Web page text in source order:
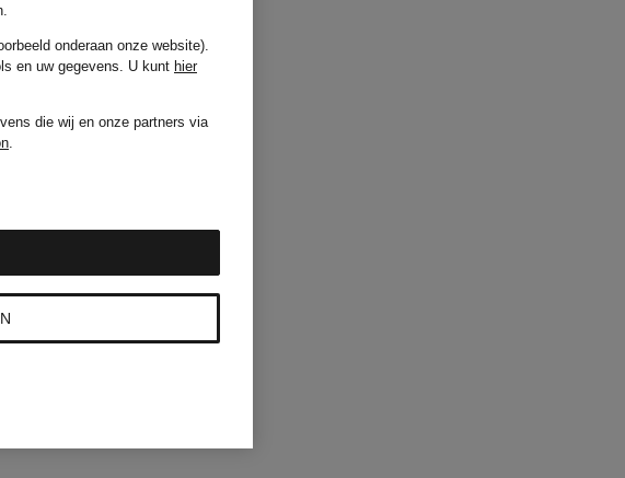
onderaan onze website).
en uw gegevens. U kunt hier
die wij en onze partners via
.